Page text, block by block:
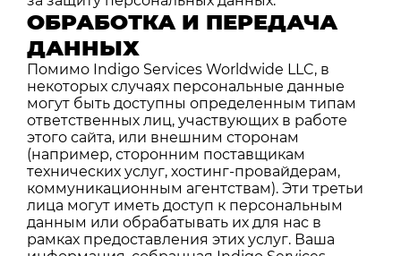
ОБРАБОТКА И ПЕРЕДАЧА
ДАННЫХ
Помимо Indigo Services Worldwide LLC, в
некоторых случаях персональные данные
могут быть доступны определенным типам
ответственных лиц, участвующих в работе
этого сайта, или внешним сторонам
(например, сторонним поставщикам
технических услуг, хостинг-провайдерам,
коммуникационным агентствам). Эти третьи
лица могут иметь доступ к персональным
данным или обрабатывать их для нас в
рамках предоставления этих услуг. Ваша